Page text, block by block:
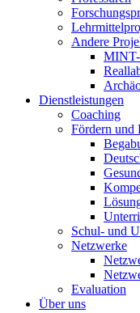
Andere
Dienstleistungen
Coaching
Fördern und
Schul- und
Netzwerke
Evaluation
Über uns